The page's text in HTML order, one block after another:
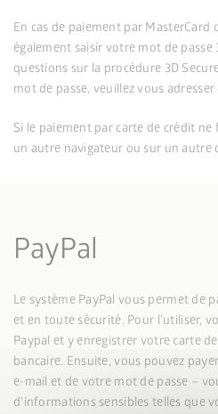
En cas de paiement par MasterCard
également saisir votre mot de passe
questions sur la procédure 3D
mot de passe, veuillez vous
Si le paiement par carte de crédit ne
un autre navigateur ou sur un autre
PayPal
Le système PayPal vous permet de
et en toute sécurité. Pour l’utiliser,
Paypal et y enregistrer votre carte
bancaire. Ensuite, vous pouvez
e-mail et de votre mot de passe –
d’informations sensibles telles que